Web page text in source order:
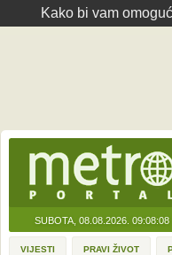
Kako bi vam
SUBOTA, 08.08.2026. 09:08:08
VIJESTI PRAVI ŽIVOT